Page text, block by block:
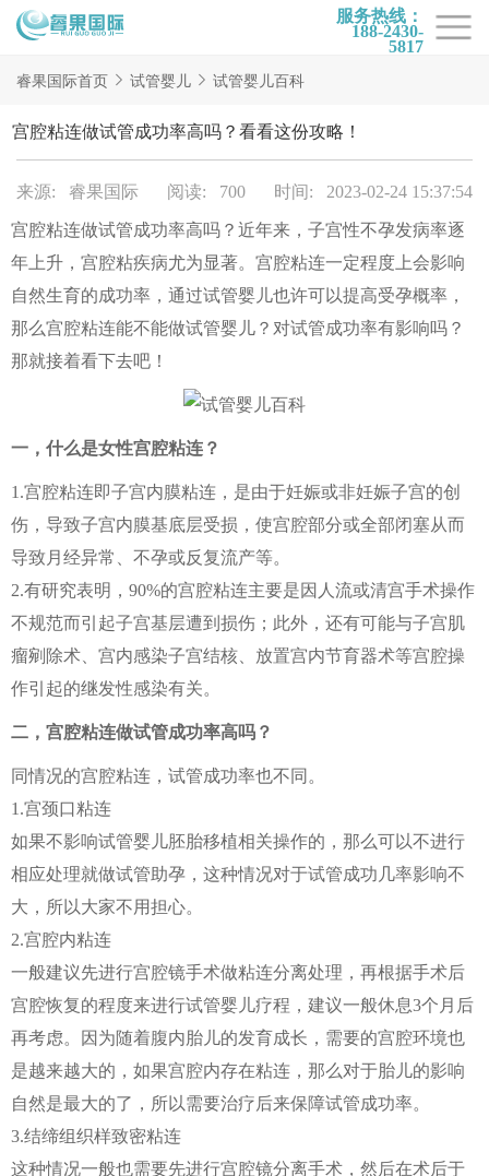
服务热线：
188-2430-
5817
首页
试管项目
试管百科
试管医院
睿果国际
睿果国际首页 试管婴儿 试管婴儿百科
宫腔粘连做试管成功率高吗？看看这份攻略！
来源: 睿果国际 阅读: 700 时间: 2023-02-24 15:37:54
宫腔粘连做试管成功率高吗？近年来，子宫性不孕发病率逐
年上升，宫腔粘疾病尤为显著。宫腔粘连一定程度上会影响
自然生育的成功率，通过试管婴儿也许可以提高受孕概率，
那么宫腔粘连能不能做试管婴儿？对试管成功率有影响吗？
那就接着看下去吧！
一，什么是女性宫腔粘连？
1.宫腔粘连即子宫内膜粘连，是由于妊娠或非妊娠子宫的创
伤，导致子宫内膜基底层受损，使宫腔部分或全部闭塞从而
导致月经异常、不孕或反复流产等。
2.有研究表明，90%的宫腔粘连主要是因人流或清宫手术操作
不规范而引起子宫基层遭到损伤；此外，还有可能与子宫肌
瘤剜除术、宫内感染子宫结核、放置宫内节育器术等宫腔操
作引起的继发性感染有关。
二，宫腔粘连做试管成功率高吗？
同情况的宫腔粘连，试管成功率也不同。
1.宫颈口粘连
如果不影响试管婴儿胚胎移植相关操作的，那么可以不进行
相应处理就做试管助孕，这种情况对于试管成功几率影响不
大，所以大家不用担心。
2.宫腔内粘连
一般建议先进行宫腔镜手术做粘连分离处理，再根据手术后
宫腔恢复的程度来进行试管婴儿疗程，建议一般休息3个月后
再考虑。因为随着腹内胎儿的发育成长，需要的宫腔环境也
是越来越大的，如果宫腔内存在粘连，那么对于胎儿的影响
自然是最大的了，所以需要治疗后来保障试管成功率。
3.结缔组织样致密粘连
这种情况一般也需要先进行宫腔镜分离手术，然后在术后于